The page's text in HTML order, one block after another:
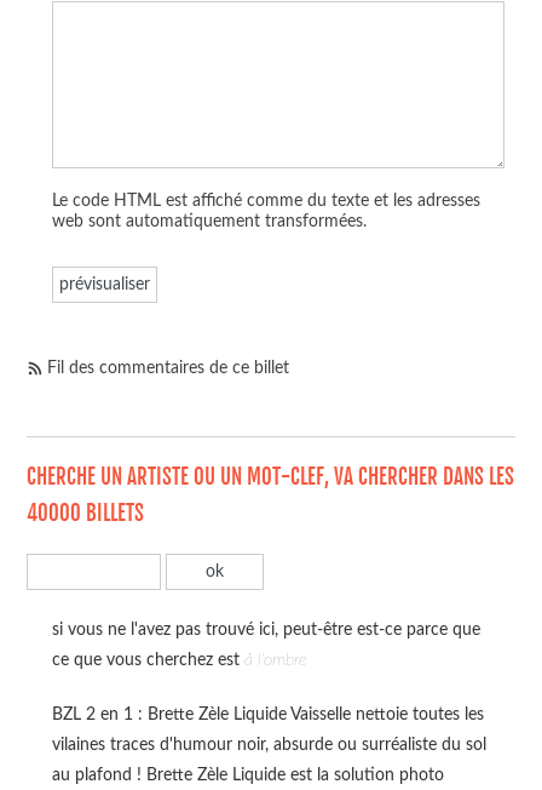
Le code HTML est affiché comme du texte et les adresses
web sont automatiquement transformées.
Fil des commentaires de ce billet
CHERCHE UN ARTISTE OU UN MOT-CLEF, VA CHERCHER DANS LES
40000 BILLETS
si vous ne l'avez pas trouvé ici, peut-être est-ce parce que
ce que vous cherchez est à l'ombre
BZL 2 en 1 : Brette Zèle Liquide Vaisselle nettoie toutes les
vilaines traces d'humour noir, absurde ou surréaliste du sol
au plafond ! Brette Zèle Liquide est la solution photo